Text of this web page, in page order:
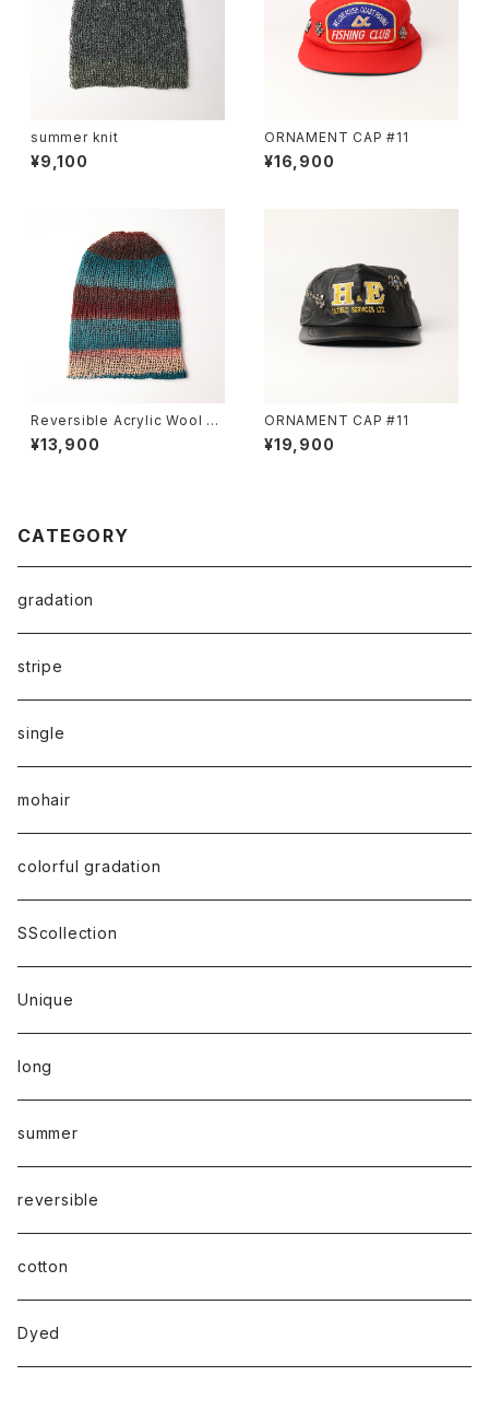
summer knit
¥9,100
ORNAMENT CAP #11
¥16,900
Reversible Acrylic Wool B
eanie
¥13,900
ORNAMENT CAP #11
¥19,900
CATEGORY
gradation
stripe
single
mohair
colorful gradation
SScollection
Unique
long
summer
reversible
cotton
Dyed